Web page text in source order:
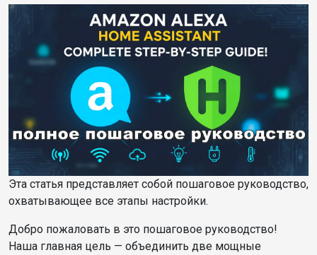
Эта статья представляет собой пошаговое руководство,
охватывающее все этапы настройки.
Добро пожаловать в это пошаговое руководство!
Наша главная цель — объединить две мощные